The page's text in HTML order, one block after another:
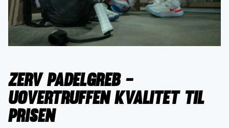
ZERV padelgreb -
Uovertruffen kvalitet til
prisen